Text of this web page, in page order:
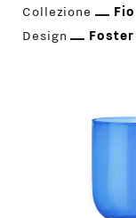
Collezione
Fio
Design